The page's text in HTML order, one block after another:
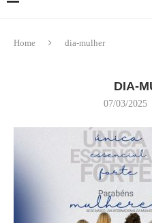
Home dia-mulher
DIA-
07/03/2025